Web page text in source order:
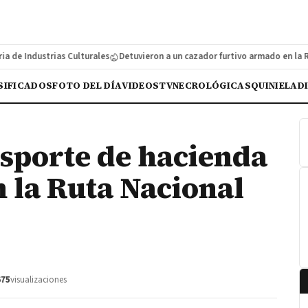
Industrias Culturales Detuvieron a un cazador furtivo armado en la Ruta
FOTO DEL DÍAVIDEOSTVNECROLÓGICASQUINIELA
de hacienda
la Ruta Nacional
visualizaciones